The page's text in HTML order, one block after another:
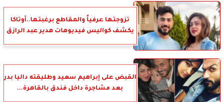
تزوجتها عرفياً والمقاطع برغبتها..أوتاكا
يكشف كواليس فيديوهات هدير عبد الرازق
القبض على إبراهيم سعيد وطليقته داليا بدر
بعد مشاجرة داخل فندق بالقاهرة...